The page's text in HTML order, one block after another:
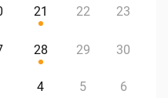
21 22 23
28 29 30
4 5 6